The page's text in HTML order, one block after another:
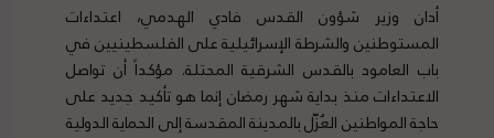
أدان وزير شؤون القدس فادي الهدمي، اعتداءات
المستوطنين والشرطة الإسرائيلية على الفلسطينيين في
باب العامود بالقدس الشرقية المحتلة. مؤكداً أن تواصل
الاعتداءات منذ بداية شهر رمضان إنما هو تأكيد جديد على
حاجة المواطنين العُزّل بالمدينة المقدسة إلى الحماية الدولية